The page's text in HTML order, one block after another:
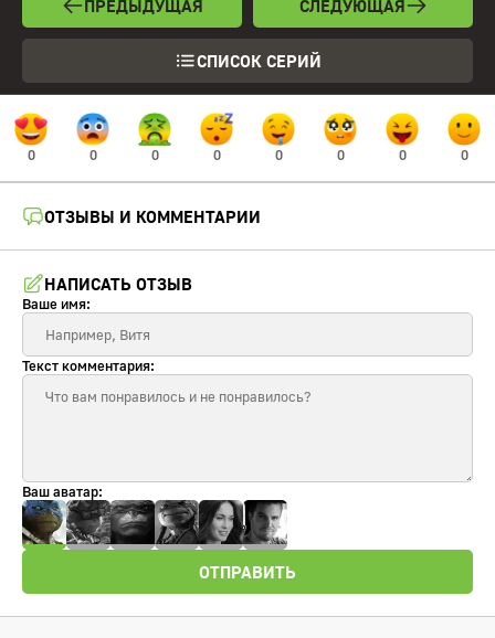
ПРЕДЫДУЩАЯ
СПИСОК СЕРИЙ
СЛЕДУЮЩАЯ
0 0 0 0 0 0 0 0
ОТЗЫВЫ И КОММЕНТАРИИ
НАПИСАТЬ ОТЗЫВ
Ваше имя:
Текст комментария:
Ваш аватар:
ОТПРАВИТЬ